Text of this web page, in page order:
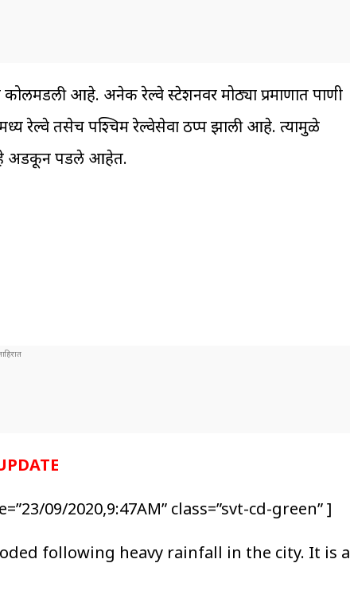
आहे. अनेक रेल्वे स्टेशनवर मोठ्या प्रमाणात पाणी
रेल्वे तसेच पश्चिम रेल्वेसेवा ठप्प झाली आहे. त्यामुळे
हे अडकून पडले आहेत.
09/2020,9:47AM” class=”svt-cd-green” ]
following heavy rainfall in the city. It is a